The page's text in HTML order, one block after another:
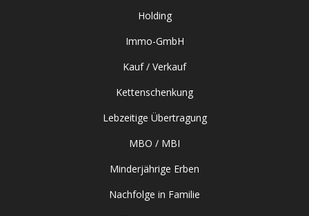
Holding
Immo-GmbH
Kauf / Verkauf
Kettenschenkung
Lebzeitige Übertragung
MBO / MBI
Minderjährige Erben
Nachfolge in Familie